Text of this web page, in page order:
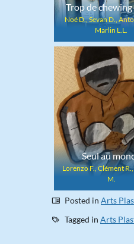
Trop de
Noé D., Sevan D.,
Marlin L.L.
Seul au
Lorenzo F., Clément
M.
Posted in Arts
Tagged in Arts